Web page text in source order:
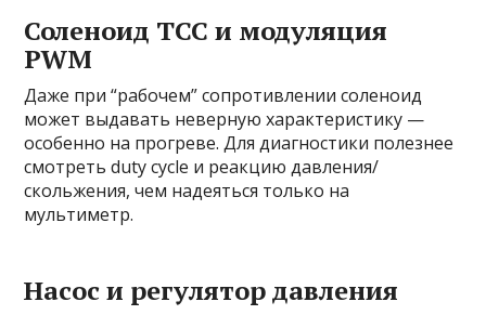
Соленоид TCC и модуляция
PWM
Даже при “рабочем” сопротивлении соленоид
может выдавать неверную характеристику —
особенно на прогреве. Для диагностики полезнее
смотреть duty cycle и реакцию давления/
скольжения, чем надеяться только на
мультиметр.
Насос и регулятор давления